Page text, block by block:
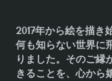
2017年から絵を描き
何も知らない世界に
りました。そのご縁
きることを、心から